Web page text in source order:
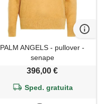
PALM ANGELS - pullover -
senape
396,00 €
Sped. gratuita